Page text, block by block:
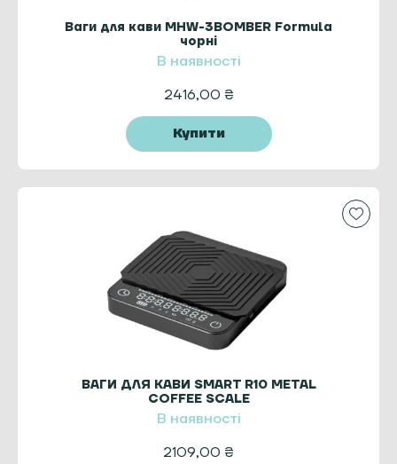
Ваги для кави MHW-3BOMBER Formula
чорні
В наявності
2416,00 ₴
Купити
ВАГИ ДЛЯ КАВИ SMART R10 METAL
COFFEE SCALE
В наявності
2109,00 ₴